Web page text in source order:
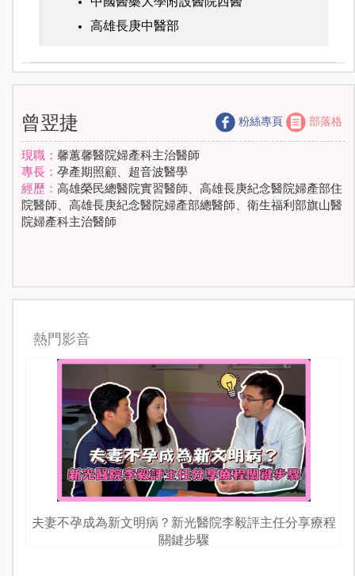
高雄長庚中醫部
曾翌捷 粉絲專頁 部落格
現職： 馨蕙馨醫院婦產科主治醫師
專長： 孕產期照顧、超音波醫學
經歷： 高雄榮民總醫院實習醫師、高雄長庚紀念醫院婦產部住
院醫師、高雄長庚紀念醫院婦產部總醫師、衛生福利部旗山醫
院婦產科主治醫師
熱門影音
夫妻不孕成為新文明病？新光醫院李毅評主任分享療程
關鍵步驟